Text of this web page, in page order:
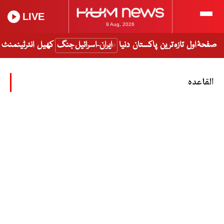
9 Aug, 2026
LIVE
صفحۂ اول تازہ ترین پاکستان دنیا ایران-اسرائیل جنگ کھیل انٹرٹینمنٹ
القاعدہ